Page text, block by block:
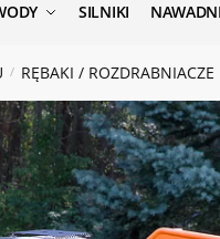
SILNIKI
/ RĘBAKI / ROZDRABNIACZE
Wiadomość*